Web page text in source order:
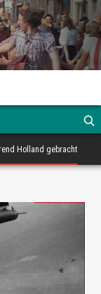
Holland gebracht